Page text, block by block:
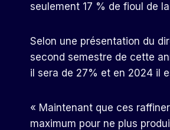
seulement 17 % de fioul de
Selon une présentation du
second semestre de cette
il sera de 27% et en 2024 il
« Maintenant que ces
maximum pour ne plus